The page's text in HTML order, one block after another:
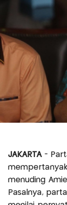
JAKARTA -
menuding
Pasalnya,